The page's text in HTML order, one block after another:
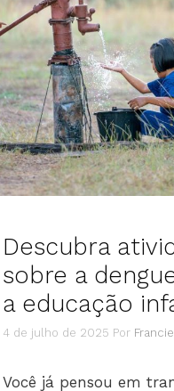
Descubra
sobre a
a educação
4 de julho de 2025 Por
Você já pensou em